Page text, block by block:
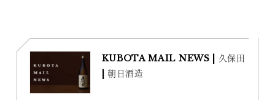
KUBOTA MAIL NEWS | 久保田
| 朝日酒造